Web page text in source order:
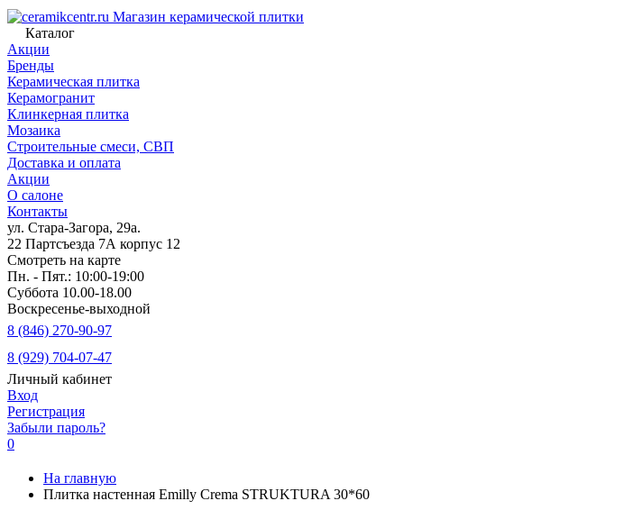
Магазин керамической плитки
Каталог
Акции
Бренды
Керамическая плитка
Керамогранит
Клинкерная плитка
Мозаика
Строительные смеси, СВП
Доставка и оплата
Акции
О салоне
Контакты
ул. Стара-Загора, 29а.
22 Партсъезда 7А корпус 12
Смотреть на карте
Пн. - Пят.: 10:00-19:00
Суббота 10.00-18.00
Воскресенье-выходной
8 (846) 270-90-97
8 (929) 704-07-47
Личный кабинет
Вход
Регистрация
Забыли пароль?
0
На главную
Плитка настенная Emilly Crema STRUKTURA 30*60